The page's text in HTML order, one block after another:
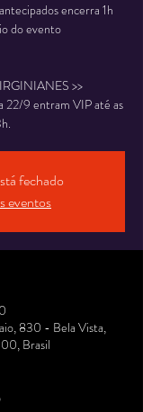
encerra 1h
do evento
>>
22/9 entram VIP até as
fechado
eventos
830 - Bela Vista,
Brasil